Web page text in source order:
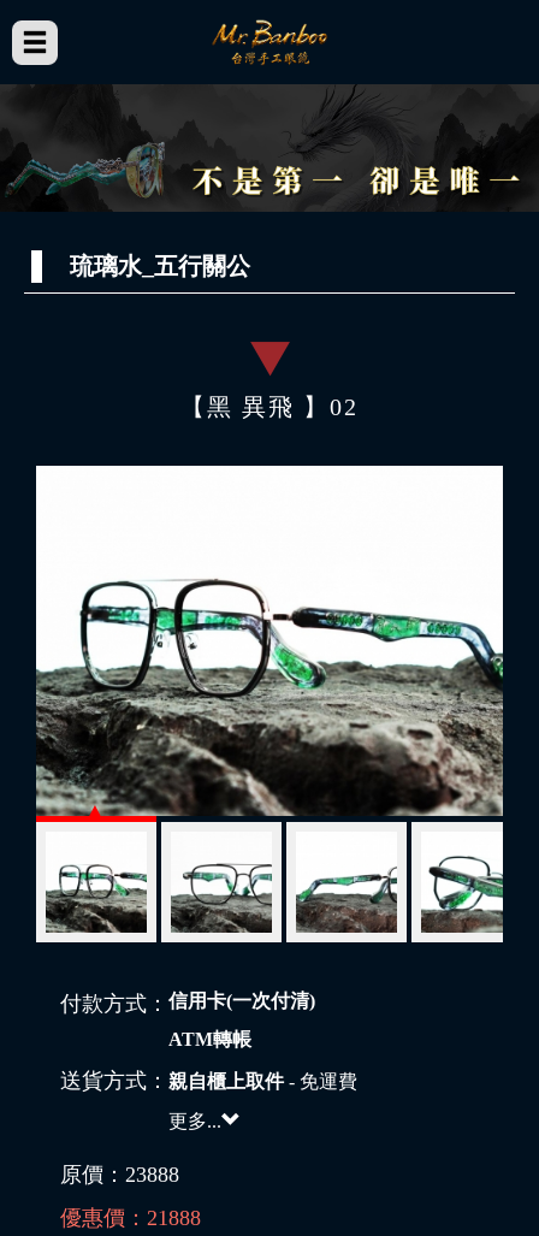
琉璃水_五行關公
【黑 異飛 】02
付款方式： 信用卡(一次付清)
ATM轉帳
送貨方式： 親自櫃上取件- 免運費
更多...
原價： 23888
優惠價： 21888